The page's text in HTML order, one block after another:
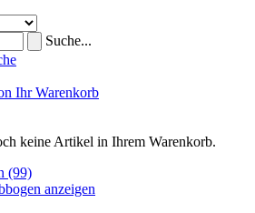
Suche...
Ihr Warenkorb
keine Artikel in Ihrem Warenkorb.
(99)
anzeigen